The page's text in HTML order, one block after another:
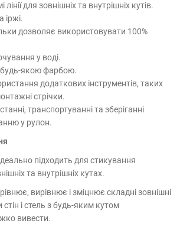
для зовнішніх та внутрішніх кутів.
іржі.
дозволяє використовувати 100%
у воді.
якою фарбою.
додаткових інструментів, таких
стрічки.
транспортуванні та зберіганні
у рулон.
підходить для стикування
та внутрішніх кутах.
вирівнює і зміцнює складні зовнішні
стін і стель з будь-яким кутом
вивести.